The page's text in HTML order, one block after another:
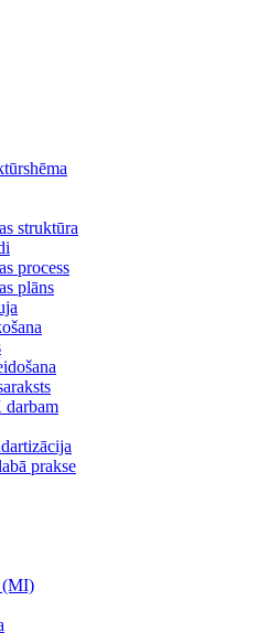
struktūra
process
plāns
prakse
(MI)